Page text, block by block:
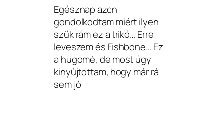
Egésznap azon
gondolkodtam miért ilyen
szűk rám ez a trikó… Erre
leveszem és Fishbone… Ez
a hugomé, de most úgy
kinyújtottam, hogy már rá
sem jó